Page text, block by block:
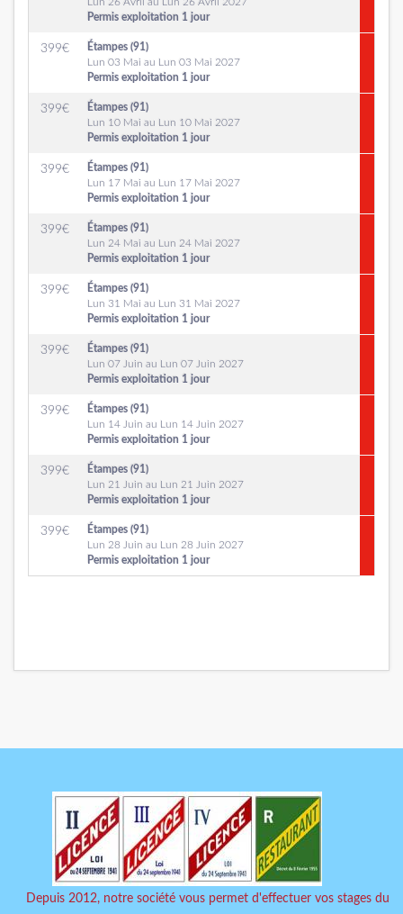
Permis exploitation 1 jour
399€
Étampes (91)
Lun 03 Mai au Lun 03 Mai 2027
Permis exploitation 1 jour
399€
Étampes (91)
Lun 10 Mai au Lun 10 Mai 2027
Permis exploitation 1 jour
399€
Étampes (91)
Lun 17 Mai au Lun 17 Mai 2027
Permis exploitation 1 jour
399€
Étampes (91)
Lun 24 Mai au Lun 24 Mai 2027
Permis exploitation 1 jour
399€
Étampes (91)
Lun 31 Mai au Lun 31 Mai 2027
Permis exploitation 1 jour
399€
Étampes (91)
Lun 07 Juin au Lun 07 Juin 2027
Permis exploitation 1 jour
399€
Étampes (91)
Lun 14 Juin au Lun 14 Juin 2027
Permis exploitation 1 jour
399€
Étampes (91)
Lun 21 Juin au Lun 21 Juin 2027
Permis exploitation 1 jour
399€
Étampes (91)
Lun 28 Juin au Lun 28 Juin 2027
Permis exploitation 1 jour
Depuis 2012, notre société vous permet d'effectuer vos stages du